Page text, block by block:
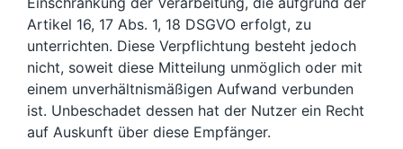
Artikel 16, 17 Abs. 1, 18 DSGVO erfolgt, zu
unterrichten. Diese Verpflichtung besteht jedoch
nicht, soweit diese Mitteilung unmöglich oder mit
einem unverhältnismäßigen Aufwand verbunden
ist. Unbeschadet dessen hat der Nutzer ein Recht
auf Auskunft über diese Empfänger.